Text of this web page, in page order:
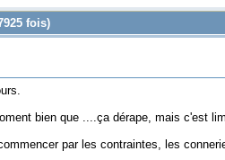
fois)
bien que ....ça dérape, mais c'est
par les contraintes, les